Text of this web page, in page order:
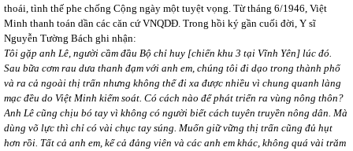
thoái, tình thế phe chống Cộng ngày một tuyệt vọng. Từ tháng 6/1946, Việt
Minh thanh toán dần các căn cứ VNQDĐ. Trong hồi ký gần cuối đời, Y sĩ
Nguyễn Tường Bách ghi nhận:
Tôi gặp anh Lê, người cầm đầu Bộ chỉ huy [chiến khu 3 tại Vĩnh Yên] lúc đó.
Sau bữa cơm rau dưa thanh đạm với anh em, chúng tôi đi dạo trong thành phố
và ra cả ngoài thị trấn nhưng không thể đi xa được nhiều vì chung quanh làng
mạc đều do Việt Minh kiểm soát. Có cách nào để phát triển ra vùng nông thôn?
Anh Lê cũng chịu bó tay vì không có người biết cách tuyên truyền nông dân. Mà
dùng võ lực thì chỉ có vài chục tay súng. Muốn giữ vững thị trấn cũng đủ hụt
hơn rồi. Tất cả anh em, kể cả đảng viên và các anh em khác, không quá vài trăm